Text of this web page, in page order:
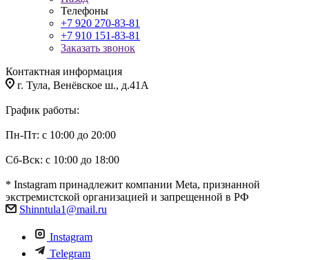
Телефоны
+7 920 270-83-81
+7 910 151-83-81
Заказать звонок
Контактная информация
г. Тула, Венёвское ш., д.41А
График работы:
Пн-Пт: с 10:00 до 20:00
Сб-Вск: с 10:00 до 18:00
* Instagram принадлежит компании Meta, признанной
экстремистской организацией и запрещенной в РФ
Shinntula1@mail.ru
Instagram
Telegram